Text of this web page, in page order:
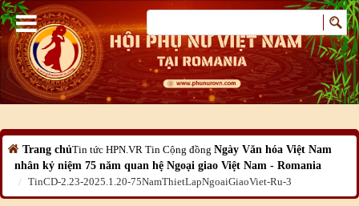
Trang chủTin tức HPN.VR Tin Cộng đồng Ngày Văn hóa Việt Nam
nhân kỷ niệm 75 năm quan hệ Ngoại giao Việt Nam - Romania
TinCD-2.23-2025.1.20-75NamThietLapNgoaiGiaoViet-Ru-3